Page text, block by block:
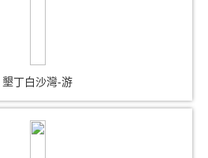
墾丁白沙灣-游